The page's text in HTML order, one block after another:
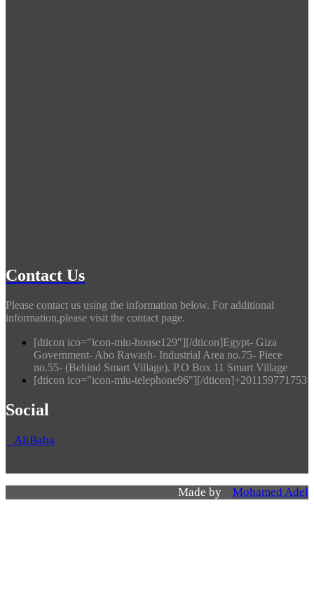
Contact Us
Please contact us using the information below. For additional
information,please visit the contact page.
[dticon ico="icon-miu-house129"][/dticon]Egypt- Giza
Government- Abo Rawash- Industrial Area no.75- Piece
no.55- (Behind Smart Village). P.O Box 11 Smart Village
[dticon ico="icon-miu-telephone96"][/dticon]+201159771753
Social
AliBaba
Made by Mohamed Adel